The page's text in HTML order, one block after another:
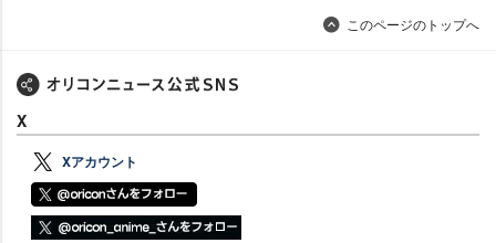
このページのトップへ
X
Xアカウント